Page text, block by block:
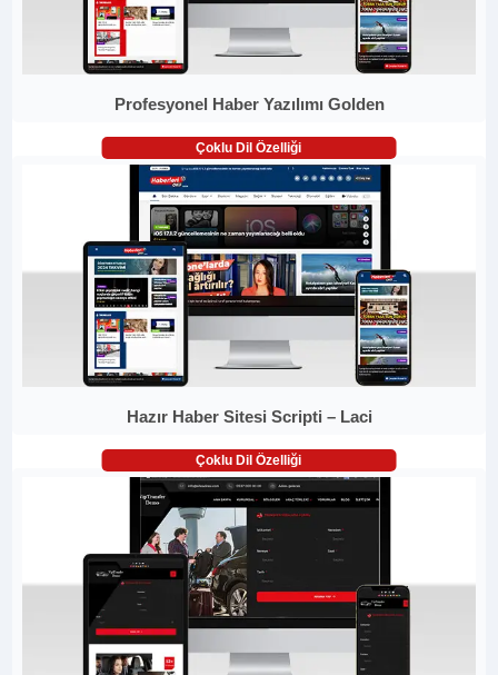
Profesyonel Haber Yazılımı Golden
Çoklu Dil Özelliği
Hazır Haber Sitesi Scripti – Laci
Çoklu Dil Özelliği